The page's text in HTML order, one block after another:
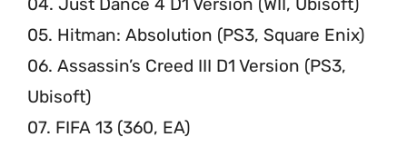
05. Hitman: Absolution (PS3, Square Enix)
06. Assassin’s Creed III D1 Version (PS3,
Ubisoft)
07. FIFA 13 (360, EA)